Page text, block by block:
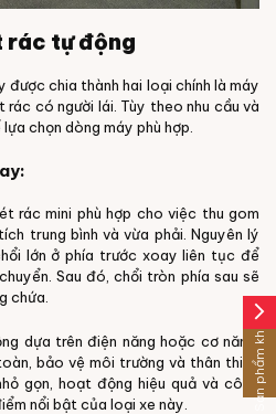
rác tự động
được chia thành hai loại chính là máy
có người lái. Tùy theo nhu cầu và
chọn dòng máy phù hợp.
rác mini phù hợp cho việc thu gom
trung bình và vừa phải. Nguyên lý
lớn ở phía trước xoay liên tục để
Sau đó, chổi tròn phía sau sẽ
chứa.
dựa trên điện năng hoặc cơ năng.
bảo vệ môi trường và thân thiện
gọn, hoạt động hiệu quả và công
nổi bật của loại xe này.
arrow_forward_ios
Sản phẩm khác